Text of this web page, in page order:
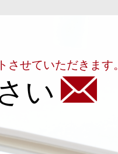
せていただきます。
い